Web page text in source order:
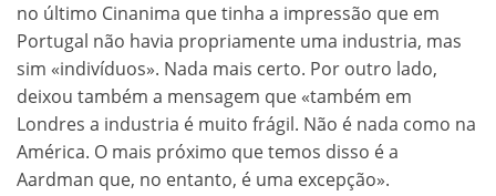
no último Cinanima que tinha a impressão que em
Portugal não havia propriamente uma industria, mas
sim «indivíduos». Nada mais certo. Por outro lado,
deixou também a mensagem que «também em
Londres a industria é muito frágil. Não é nada como na
América. O mais próximo que temos disso é a
Aardman que, no entanto, é uma excepção».